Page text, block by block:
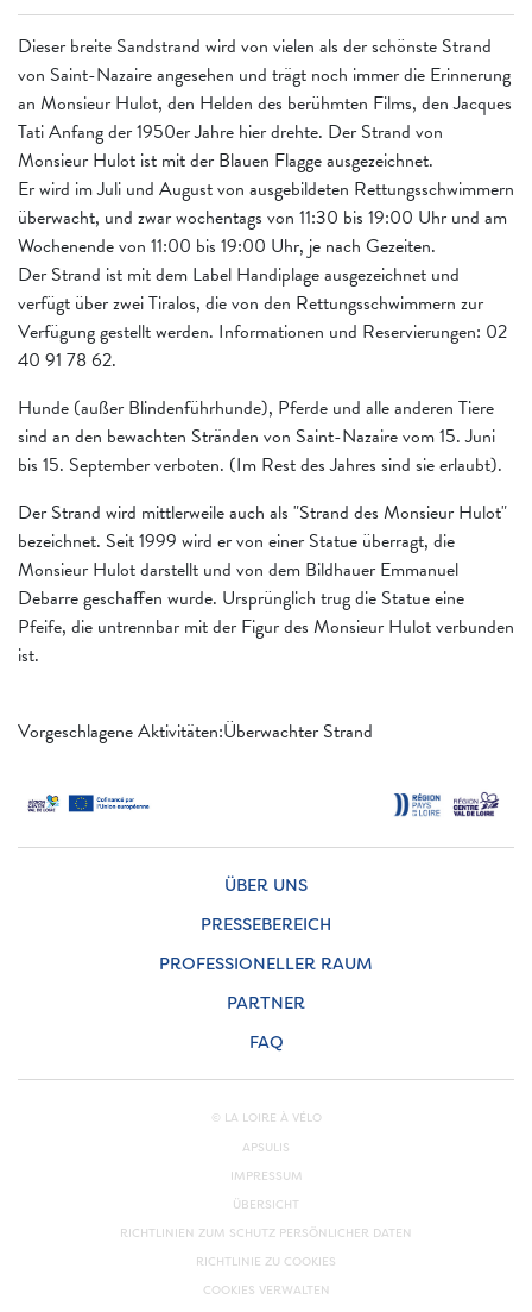
Dieser breite Sandstrand wird von vielen als der schönste Strand
von Saint-Nazaire angesehen und trägt noch immer die Erinnerung
an Monsieur Hulot, den Helden des berühmten Films, den Jacques
Tati Anfang der 1950er Jahre hier drehte. Der Strand von
Monsieur Hulot ist mit der Blauen Flagge ausgezeichnet.
Er wird im Juli und August von ausgebildeten Rettungsschwimmern
überwacht, und zwar wochentags von 11:30 bis 19:00 Uhr und am
Wochenende von 11:00 bis 19:00 Uhr, je nach Gezeiten.
Der Strand ist mit dem Label Handiplage ausgezeichnet und
verfügt über zwei Tiralos, die von den Rettungsschwimmern zur
Verfügung gestellt werden. Informationen und Reservierungen: 02
40 91 78 62.
Hunde (außer Blindenführhunde), Pferde und alle anderen Tiere
sind an den bewachten Stränden von Saint-Nazaire vom 15. Juni
bis 15. September verboten. (Im Rest des Jahres sind sie erlaubt).
Der Strand wird mittlerweile auch als "Strand des Monsieur Hulot"
bezeichnet. Seit 1999 wird er von einer Statue überragt, die
Monsieur Hulot darstellt und von dem Bildhauer Emmanuel
Debarre geschaffen wurde. Ursprünglich trug die Statue eine
Pfeife, die untrennbar mit der Figur des Monsieur Hulot verbunden
ist.
Vorgeschlagene Aktivitäten:Überwachter Strand
ÜBER UNS
PRESSEBEREICH
PROFESSIONELLER RAUM
PARTNER
FAQ
© LA LOIRE À VÉLO
APSULIS
IMPRESSUM
ÜBERSICHT
RICHTLINIEN ZUM SCHUTZ PERSÖNLICHER DATEN
RICHTLINIE ZU COOKIES
COOKIES VERWALTEN